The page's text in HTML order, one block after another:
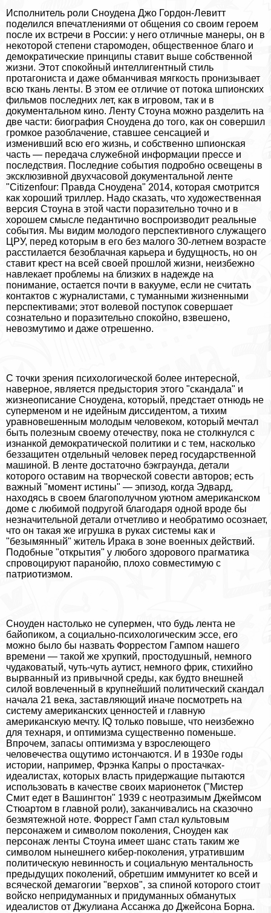
Исполнитель роли Сноудена Джо Гордон-Левитт
поделился впечатлениями от общения со своим героем
после их встречи в России: у него отличные манеры, он в
некоторой степени старомоден, общественное благо и
демократические принципы ставит выше собственной
жизни. Этот спокойный интеллигентный стиль
протагониста и даже обманчивая мягкость пронизывает
всю ткань ленты. В этом ее отличие от потока шпионских
фильмов последних лет, как в игровом, так и в
документальном кино. Ленту Стоуна можно разделить на
две части: биография Сноудена до того, как он совершил
громкое разоблачение, ставшее сенсацией и
изменивший всю его жизнь, и собственно шпионская
часть — передача служебной информации прессе и
последствия. Последние события подробно освещены в
эксклюзивной двухчасовой документальной ленте
"Citizenfour: Правда Сноудена" 2014, которая смотрится
как хороший триллер. Надо сказать, что художественная
версия Стоуна в этой части поразительно точно и в
хорошем смысле педантично воспроизводит реальные
события. Мы видим молодого перспективного служащего
ЦРУ, перед которым в его без малого 30-летнем возрасте
расстилается безоблачная карьера и будущность, но он
ставит крест на всей своей прошлой жизни, неизбежно
навлекает проблемы на близких в надежде на
понимание, остается почти в вакууме, если не считать
контактов с журналистами, с туманными жизненными
перспективами; этот волевой поступок совершает
сознательно и поразительно спокойно, взвешено,
невозмутимо и даже отрешенно.
С точки зрения психологической более интересной,
наверное, является предыстория этого "скандала" и
жизнеописание Сноудена, который, предстает отнюдь не
суперменом и не идейным диссидентом, а тихим
уравновешенным молодым человеком, который мечтал
быть полезным своему отечеству, пока не столкнулся с
изнанкой демократической политики и с тем, насколько
беззащитен отдельный человек перед государственной
машиной. В ленте достаточно бэкграунда, детали
которого оставим на творческой совести авторов; есть
важный "момент истины" — эпизод, когда Эдвард,
находясь в своем благополучном уютном американском
доме с любимой подругой благодаря одной вроде бы
незначительной детали отчетливо и необратимо осознает,
что он такая же игрушка в руках системы как и
"безымянный" житель Иpaка в зоне военных действий.
Подобные "открытия" у любого здорового прагматика
спровоцируют паранойю, плохо совместимую с
патриотизмом.
Сноуден настолько не супермен, что будь лента не
байопиком, а социально-психологическим эссе, его
можно было бы назвать Форрестом Гампом нашего
времени — такой же хрупкий, простодушный, немного
чудаковатый, чуть-чуть аутист, немного фрик, стихийно
вырванный из привычной среды, как будто внешней
силой вовлеченный в крупнейший политический скандал
начала 21 века, заставляющий иначе посмотреть на
систему американских ценностей и главную
американскую мечту. IQ только повыше, что неизбежно
для технаря, и оптимизма существенно поменьше.
Впрочем, запасы оптимизма у взрослеющего
человечества ощутимо истончаются. И в 1930е годы
истории, например, Фрэнка Капры о простачках-
идеалистах, которых власть придержащие пытаются
использовать в качестве своих марионеток ("Мистер
Смит едет в Вашингтон" 1939 с неотразимым Джеймсом
Стюартом в главной роли), заканчивались на сказочно
безмятежной ноте. Форрест Гамп стал культовым
персонажем и символом поколения, Сноуден как
персонаж ленты Стоуна имеет шанс стать таким же
символом нынешнего кибер-поколения, утратившим
политическую невинность и социальную ментальность
предыдущих поколений, обретшим иммунитет ко всей и
всяческой демагогии "верхов", за спиной которого стоит
войско непридуманных и придуманных обманутых
идеалистов от Джулиана Ассанжа до Джейсона Борна.